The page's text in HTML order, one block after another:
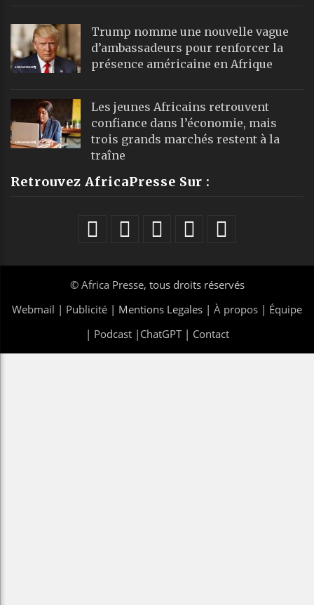
Trump nomme une nouvelle vague
d’ambassadeurs pour renforcer la
présence américaine en Afrique
Les jeunes Africains retrouvent
confiance dans l’économie, mais
trois grands marchés restent à la
traîne
Retrouvez AfricaPresse Sur :
© Africa Presse, tous droits réservés
Webmail | Publicité | Mentions Legales | À propos | Équipe
| Podcast| ChatGPT| Contact